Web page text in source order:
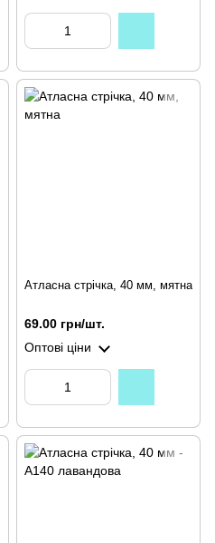
Атласна стрічка, 40 мм, мятна
69.00 грн/шт.
Оптові ціни